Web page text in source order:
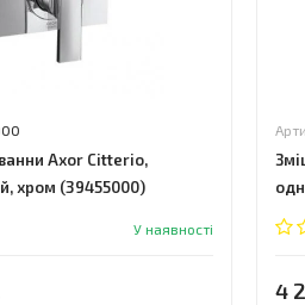
Axor Citterio,
хром (39455000)
У наявності
4